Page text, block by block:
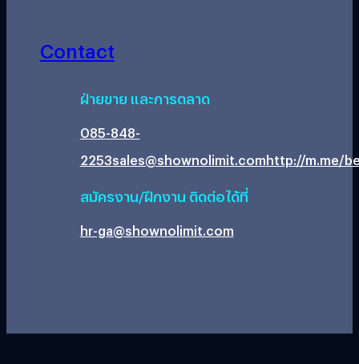
Contact
ฝ่ายขาย และการตลาด
085-848-
2253sales@shownolimit.comhttp://m.me/
สมัครงาน/ฝึกงาน ติดต่อได้ที่
hr-ga@shownolimit.com